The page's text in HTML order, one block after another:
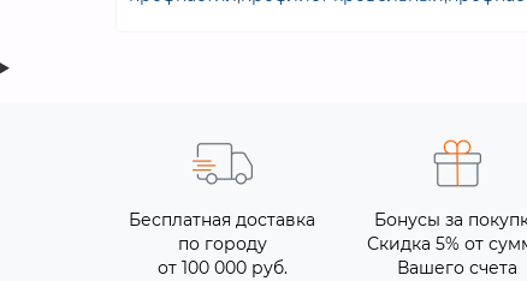
Бесплатная доставка
по городу
от 100 000 руб.
Бонусы за
Скидка 5% от
Вашего счета